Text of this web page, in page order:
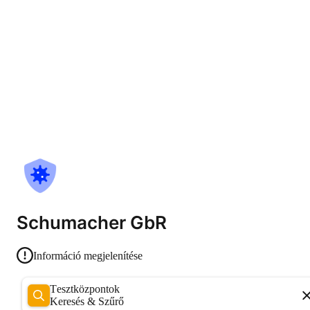
Schumacher GbR
Információ megjelenítése
Tesztközpontok
Keresés & Szűrő